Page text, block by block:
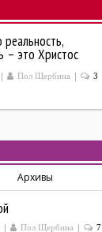
– это Христос
| Пол Щербина | 3
Архивы
| Пол Щербина | 7